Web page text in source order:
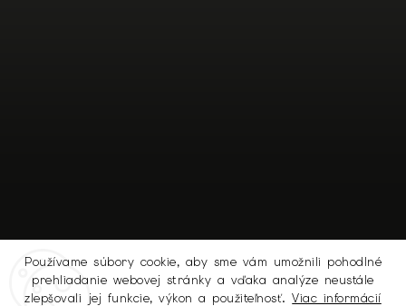
Používame súbory cookie, aby sme vám umožnili pohodlné
prehliadanie webovej stránky a vďaka analýze neustále
zlepšovali jej funkcie, výkon a použiteľnosť.Viac informácií
Sledovať na Instagrame